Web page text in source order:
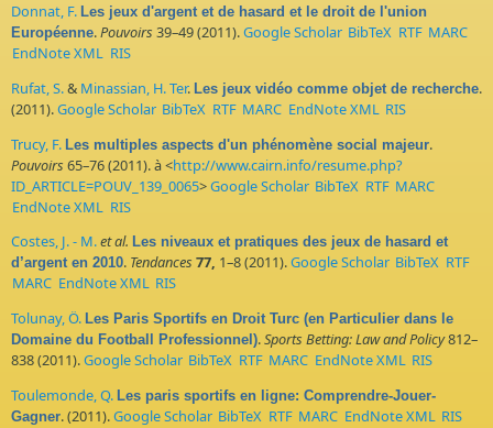
Donnat, F. Les jeux d'argent et de hasard et le droit de l'union
Européenne.Pouvoirs 39–49 (2011).Google Scholar BibTeX RTF MARC
EndNote XML RIS
Rufat, S.& Minassian, H. Ter. Les jeux vidéo comme objet de recherche.
(2011).Google Scholar BibTeX RTF MARC EndNote XML RIS
Trucy, F. Les multiples aspects d'un phénomène social majeur.
Pouvoirs 65–76 (2011). à <http://www.cairn.info/resume.php?
ID_ARTICLE=POUV_139_0065>Google Scholar BibTeX RTF MARC
EndNote XML RIS
Costes, J. - M.et al. Les niveaux et pratiques des jeux de hasard et
d’argent en 2010. Tendances 77, 1–8 (2011).Google Scholar BibTeX RTF
MARC EndNote XML RIS
Tolunay, Ö. Les Paris Sportifs en Droit Turc (en Particulier dans le
Domaine du Football Professionnel).Sports Betting: Law and Policy812–
838 (2011).Google Scholar BibTeX RTF MARC EndNote XML RIS
Toulemonde, Q. Les paris sportifs en ligne: Comprendre-Jouer-
Gagner. (2011).Google Scholar BibTeX RTF MARC EndNote XML RIS